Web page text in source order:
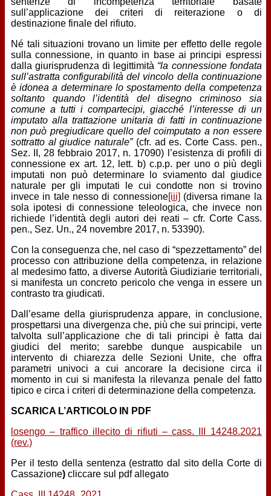
sull’applicazione dei criteri di reiterazione o di
destinazione finale del rifiuto.
Né tali situazioni trovano un limite per effetto delle regole
sulla connessione, in quanto in base ai principi espressi
dalla giurisprudenza di legittimità “la connessione fondata
sull’astratta configurabilità del vincolo della continuazione
è idonea a determinare lo spostamento della competenza
soltanto quando l’identità del disegno criminoso sia
comune a tutti i compartecipi, giacché l’interesse di un
imputato alla trattazione unitaria di fatti in continuazione
non può pregiudicare quello del coimputato a non essere
sottratto al giudice naturale”(cfr. ad es. Corte Cass. pen.,
Sez. II, 28 febbraio 2017, n. 17090) l’esistenza di profili di
connessione ex art. 12, lett. b) c.p.p. per uno o più degli
imputati non può determinare lo sviamento dal giudice
naturale per gli imputati le cui condotte non si trovino
invece in tale nesso di connessione[iii] (diversa rimane la
sola ipotesi di connessione teleologica, che invece non
richiede l’identità degli autori dei reati – cfr. Corte Cass.
pen., Sez. Un., 24 novembre 2017, n. 53390).
Con la conseguenza che, nel caso di “spezzettamento” del
processo con attribuzione della competenza, in relazione
al medesimo fatto, a diverse Autorità Giudiziarie territoriali,
si manifesta un concreto pericolo che venga in essere un
contrasto tra giudicati.
Dall’esame della giurisprudenza appare, in conclusione,
prospettarsi una divergenza che, più che sui principi, verte
talvolta sull’applicazione che di tali principi è fatta dai
giudici del merito; sarebbe dunque auspicabile un
intervento di chiarezza delle Sezioni Unite, che offra
parametri univoci a cui ancorare la decisione circa il
momento in cui si manifesta la rilevanza penale del fatto
tipico e circa i criteri di determinazione della competenza.
SCARICA L’ARTICOLO IN PDF
losengo – traffico illecito di rifiuti – cass. III 14248.2021
(rev.)
Per il testo della sentenza (estratto dal sito della Corte di
Cassazione) cliccare sul pdf allegato